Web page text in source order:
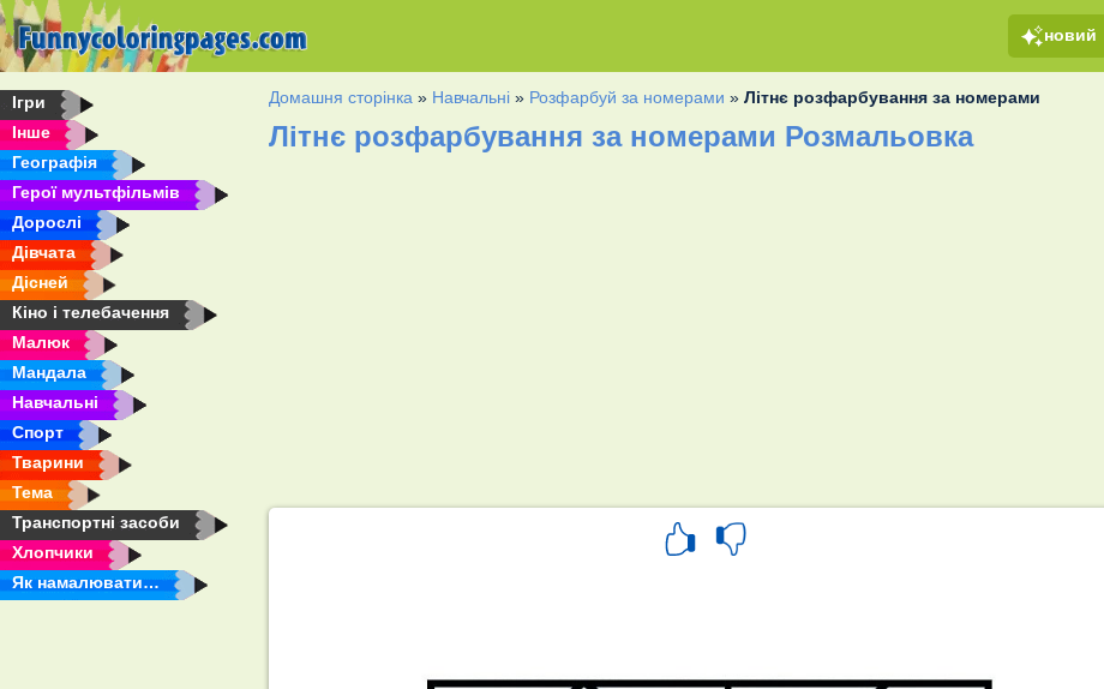
новий
Ігри
Інше
Географія
Герої мультфільмів
Дорослі
Дівчата
Дісней
Кіно і телебачення
Малюк
Мандала
Навчальні
Спорт
Тварини
Тема
Транспортні засоби
Хлопчики
Як намалювати…
Домашня сторінка » Навчальні » Розфарбуй за номерами »Літнє розфарбування за номерами
Літнє розфарбування за номерами Розмальовка